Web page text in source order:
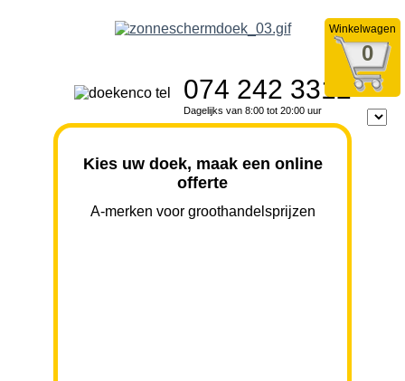
Winkelwagen
0
074 242 3312
Dagelijks van 8:00 tot 20:00 uur
Kies uw doek, maak een online
offerte
A-merken voor groothandelsprijzen